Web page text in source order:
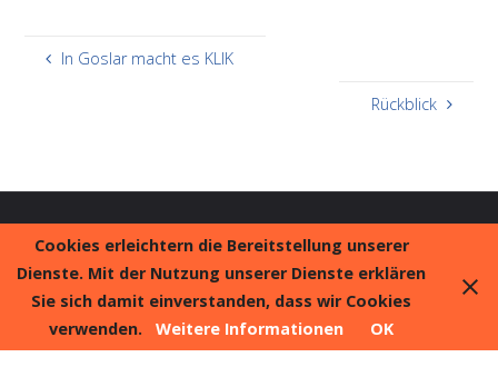
In Goslar macht es KLIK
Rückblick
© 2018 Early Excellence – Zentrum für Kinder und ihre Familien
e. V. |Impressum|Datenschutz
Präsentiert von Fluida&WordPress.
Cookies erleichtern die Bereitstellung unserer
Dienste. Mit der Nutzung unserer Dienste erklären
Sie sich damit einverstanden, dass wir Cookies
verwenden.
Weitere Informationen OK